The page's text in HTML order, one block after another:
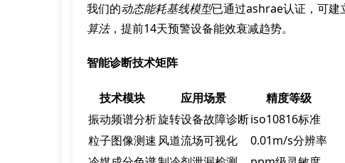
我们的动态能耗基线模型已通过ashrae认证，可建
算法，提前14天预警设备能效衰减趋势。
智能诊断技术矩阵
技术模块 应用场景
精度等级
振动频谱分析旋转设备故障诊断iso10816标准
粒子图像测速 风道流场可视化
0.01m/s分辨率